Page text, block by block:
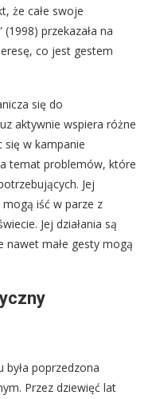
że całe swoje
przekazała na
co jest gestem
się do
aktywnie wspiera różne
się w kampanie
temat problemów, które
Jej
mogą iść w parze z
Jej działania są
nawet małe gesty mogą
poprzedzona
Przez dziewięć lat